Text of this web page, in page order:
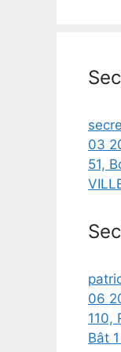
03
51,
06
110,
Bât